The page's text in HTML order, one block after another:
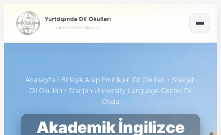
Anasayfa › Birleşik Arap Emirlikleri Dil Okulları › Sharjah
Dil Okulları › Sharjah University Language Center Dil
Okulu
Akademik İngilizce